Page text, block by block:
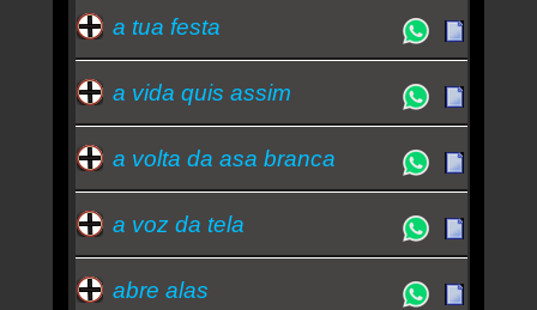
a tua festa
a vida quis assim
a volta da asa branca
a voz da tela
abre alas